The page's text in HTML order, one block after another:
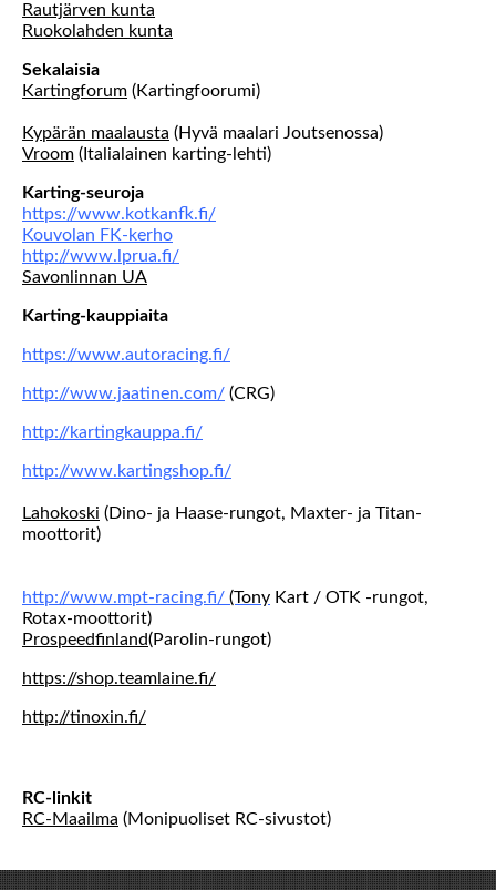
Rautjärven kunta
Ruokolahden kunta
Sekalaisia
Kartingforum (Kartingfoorumi)
Kypärän maalausta (Hyvä maalari Joutsenossa)
Vroom (Italialainen karting-lehti)
Karting-seuroja
https://www.kotkanfk.fi/
Kouvolan FK-kerho
http://www.lprua.fi/
Savonlinnan UA
Karting-kauppiaita
https://www.autoracing.fi/
http://www.jaatinen.com/ (CRG)
http://kartingkauppa.fi/
http://www.kartingshop.fi/
Lahokoski (Dino- ja Haase-rungot, Maxter- ja Titan-
moottorit)
http://www.mpt-racing.fi/ (Tony Kart / OTK -rungot,
Rotax-moottorit)
Prospeedfinland(Parolin-rungot)
https://shop.teamlaine.fi/
http://tinoxin.fi/
RC-linkit
RC-Maailma (Monipuoliset RC-sivustot)